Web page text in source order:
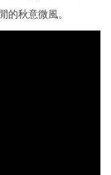
的秋意微風。